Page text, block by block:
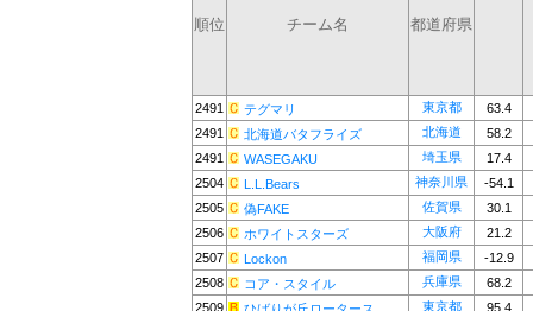
順位 チーム名 都道府県
2491 テグマリ 東京都
63.4
2491
北海道バタフライズ 北海道
58.2
2491
WASEGAKU 埼玉県
17.4
2504
L.L.Bears 神奈川県
-54.1
2505
偽FAKE 佐賀県
30.1
2506
ホワイトスターズ 大阪府
21.2
2507
Lockon 福岡県
-12.9
2508
コア・スタイル 兵庫県
68.2
2509
東京都
95.4